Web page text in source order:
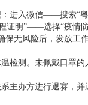
：进入微信——搜
证明”——选择“疫
无风险后，发放工
检测。未佩戴口罩
主办方进行退赛，并